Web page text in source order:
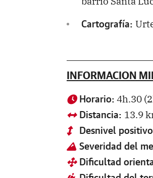
Cartografía:
INFORMACION
Horario: 4h.30
Distancia: 13.9
Desnivel
Severidad del
Dificultad